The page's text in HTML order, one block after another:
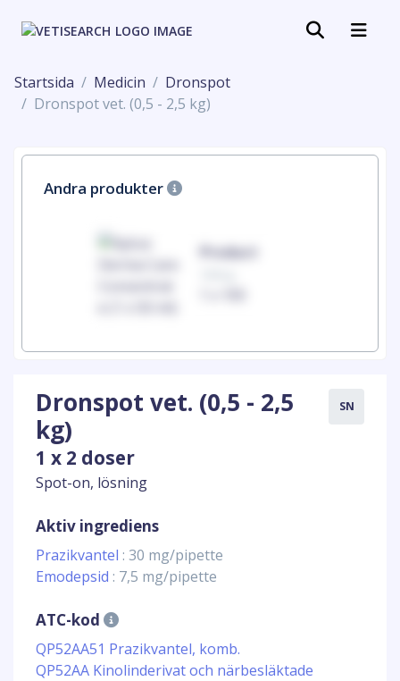
Startsida Medicin
Dronspot
Dronspot vet. (0,5 - 2,5 kg)
Andra produkter
Product
Dronspot vet. (0,5 - 2,5
kg)
1 x 2 doser
Spot-on, lösning
SN
Aktiv ingrediens
Prazikvantel : 30 mg/pipette
Emodepsid : 7,5 mg/pipette
ATC-kod
QP52AA51 Prazikvantel, komb.
QP52AA Kinolinderivat och närbesläktade